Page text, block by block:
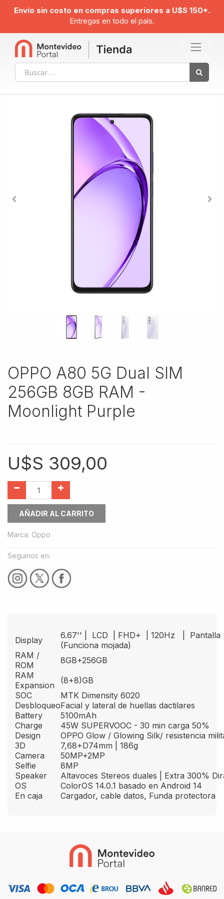
Envío sin costo en compras superiores a U$S 150*.
Entregas en todo el país.
OPPO A80 5G Dual SIM
256GB 8GB RAM -
Moonlight Purple
U$S 309,00
AÑADIR AL CARRITO
Marca: Oppo
Seguinos en:
Display
6.67'' | LCD | FHD+ | 120Hz | Pantalla
(Funciona mojada)
RAM /
ROM
8GB+256GB
RAM
Expansion
(8+8)GB
SOC
MTK Dimensity 6020
DesbloqueoFacial y lateral de huellas dactilares
Battery
5100mAh
Charge
45W SUPERVOOC - 30 min carga 50%
Design
OPPO Glow / Glowing Silk/ resistencia
3D
7,68+D74mm | 186g
Camera
50MP+2MP
Selfie
8MP
Speaker
Altavoces Stereos duales | Extra 300%
OS
ColorOS 14.0.1 basado en Android 14
En caja
Cargador, cable datos, Funda protectora